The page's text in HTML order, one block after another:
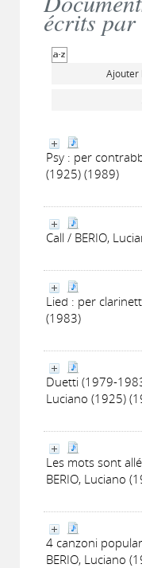
écrits par
Ajouter
Psy : per
(1925) (1989)
Call / BERIO,
Lied : per
(1983)
Duetti (1979-
Luciano (1925)
Les mots sont
BERIO, Luciano
4 canzoni
BERIO, Luciano